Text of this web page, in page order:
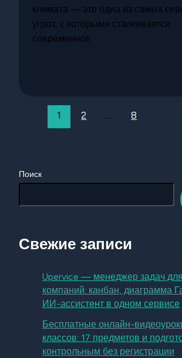
климата — это одна из самых
угроз, с которыми сталкивается
современное
1 2 … 8
Поиск
Свежие записи
Upervice — менеджер задач
компаний: канбан, диаграмма
ИИ-ассистент в одном сервисе
Бесплатные онлайн-
классов: 17 предметов и
контрольным без регистрации